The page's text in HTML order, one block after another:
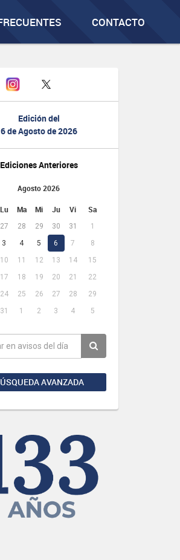
CONTACTO
Edición del
6 de Agosto de 2026
Ediciones Anteriores
Agosto 2026
Lu Ma Mi Ju Vi Sa
27 28 29 30 31
1
3 4 5 6 7
8
10 11 12 13 14
15
17 18 19 20 21
22
24 25 26 27 28
29
31 1 2 3 4 5
AVANZADA